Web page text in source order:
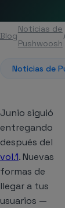
Blog
Noticias de
Pushwoosh
Noticias de
Junio siguió
entregando
después del
vol.1. Nuevas
formas de
llegar a tus
usuarios —